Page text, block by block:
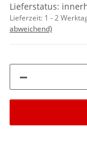
Lieferstatus:
Lieferzeit: 1 - 2
abweichend)